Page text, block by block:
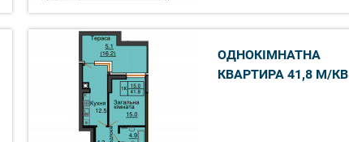
ОДНОКІМНАТНА
КВАРТИРА 41,8 М/КВ